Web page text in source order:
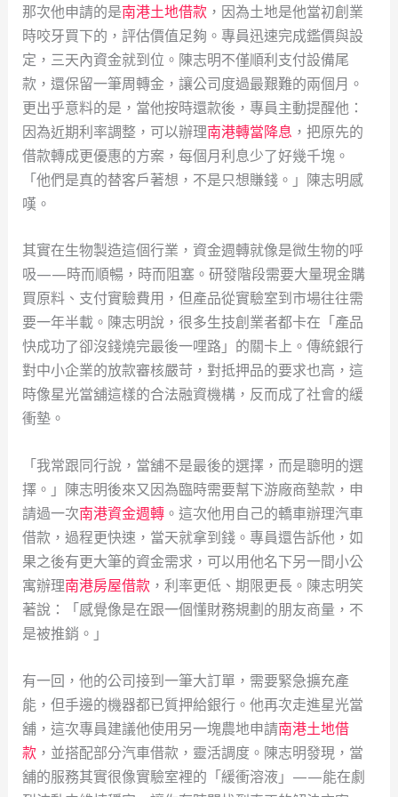
那次他申請的是南港土地借款，因為土地是他當初創業
時咬牙買下的，評估價值足夠。專員迅速完成鑑價與設
定，三天內資金就到位。陳志明不僅順利支付設備尾
款，還保留一筆周轉金，讓公司度過最艱難的兩個月。
更出乎意料的是，當他按時還款後，專員主動提醒他：
因為近期利率調整，可以辦理南港轉當降息 ，把原先的
借款轉成更優惠的方案，每個月利息少了好幾千塊。
「他們是真的替客戶著想，不是只想賺錢。」陳志明感
嘆。
其實在生物製造這個行業，資金週轉就像是微生物的呼
吸——時而順暢，時而阻塞。研發階段需要大量現金購
買原料、支付實驗費用，但產品從實驗室到市場往往需
要一年半載。陳志明說，很多生技創業者都卡在「產品
快成功了卻沒錢燒完最後一哩路」的關卡上。傳統銀行
對中小企業的放款審核嚴苛，對抵押品的要求也高，這
時像星光當舖這樣的合法融資機構，反而成了社會的緩
衝墊。
「我常跟同行說，當舖不是最後的選擇，而是聰明的選
擇。」陳志明後來又因為臨時需要幫下游廠商墊款，申
請過一次南港資金週轉。這次他用自己的轎車辦理汽車
借款，過程更快速，當天就拿到錢。專員還告訴他，如
果之後有更大筆的資金需求，可以用他名下另一間小公
寓辦理南港房屋借款，利率更低、期限更長。陳志明笑
著說：「感覺像是在跟一個懂財務規劃的朋友商量，不
是被推銷。」
有一回，他的公司接到一筆大訂單，需要緊急擴充產
能，但手邊的機器都已質押給銀行。他再次走進星光當
舖，這次專員建議他使用另一塊農地申請南港土地借
款，並搭配部分汽車借款，靈活調度。陳志明發現，當
舖的服務其實很像實驗室裡的「緩衝溶液」——能在劇